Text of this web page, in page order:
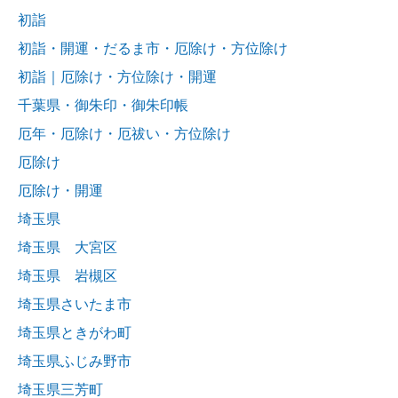
初詣
初詣・開運・だるま市・厄除け・方位除け
初詣｜厄除け・方位除け・開運
千葉県・御朱印・御朱印帳
厄年・厄除け・厄祓い・方位除け
厄除け
厄除け・開運
埼玉県
埼玉県 大宮区
埼玉県 岩槻区
埼玉県さいたま市
埼玉県ときがわ町
埼玉県ふじみ野市
埼玉県三芳町